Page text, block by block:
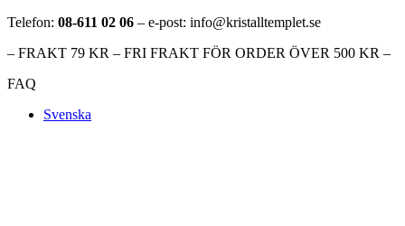
Telefon: 08-611 02 06 – e-post: info@kristalltemplet.se
– FRAKT 79 KR – FRI FRAKT FÖR ORDER ÖVER 500 KR –
FAQ
Svenska